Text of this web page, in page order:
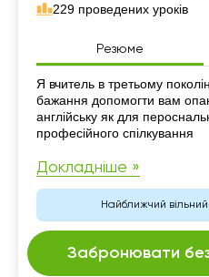
229 проведених уроків
Резюме
Резюме
Я вчитель в третьому
бажання допомогти вам
англійську як для
професійного спілкування
Докладніше »
Найближчий вільний
Забронювати